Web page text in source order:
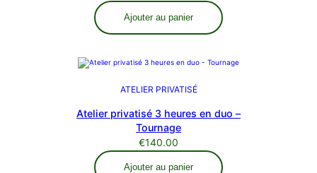
Ajouter au panier
ATELIER PRIVATISÉ
Atelier privatisé 3 heures en duo –
Tournage
€140.00
Ajouter au panier